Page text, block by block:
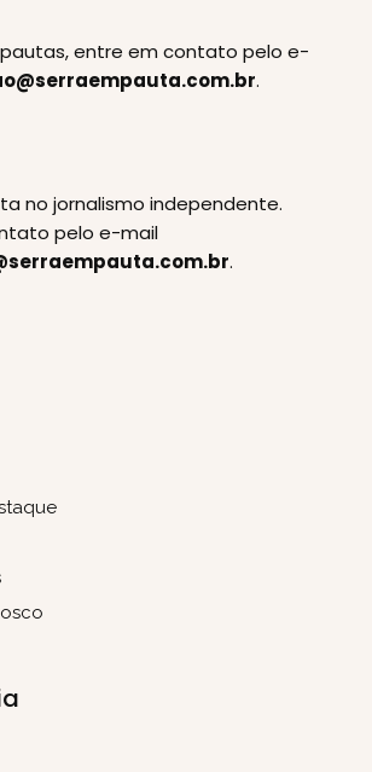
pautas, entre em contato pelo e-
.
no jornalismo independente.
pelo e-mail
.